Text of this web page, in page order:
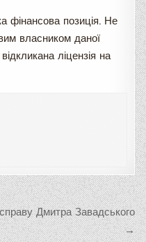
фінансова позиція. Не
власником даної
ліцензія на
Дмитра Завадського
→